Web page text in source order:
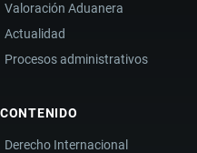
Valoración Aduanera
Actualidad
Procesos administrativos
CONTENIDO
Derecho Internacional